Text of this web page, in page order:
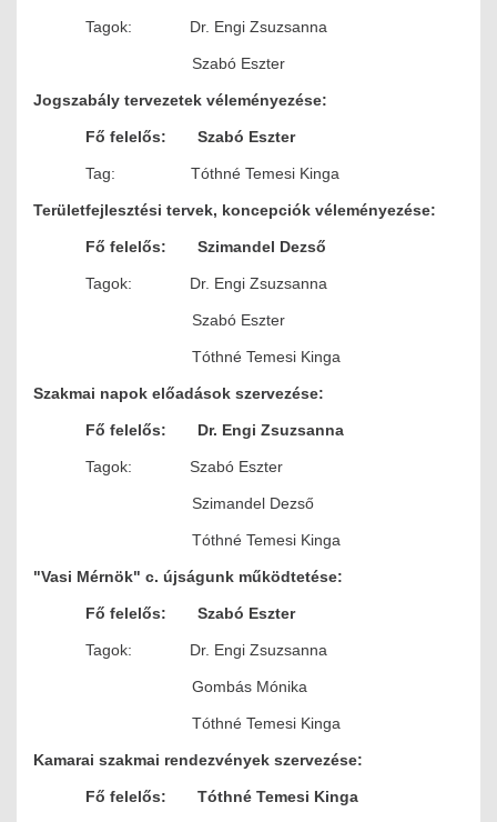
Tagok: Dr. Engi Zsuzsanna
Szabó Eszter
Jogszabály tervezetek véleményezése:
Fő felelős: Szabó Eszter
Tag: Tóthné Temesi Kinga
Területfejlesztési tervek, koncepciók véleményezése:
Fő felelős: Szimandel Dezső
Tagok: Dr. Engi Zsuzsanna
Szabó Eszter
Tóthné Temesi Kinga
Szakmai napok előadások szervezése:
Fő felelős: Dr. Engi Zsuzsanna
Tagok: Szabó Eszter
Szimandel Dezső
Tóthné Temesi Kinga
"Vasi Mérnök" c. újságunk működtetése:
Fő felelős: Szabó Eszter
Tagok: Dr. Engi Zsuzsanna
Gombás Mónika
Tóthné Temesi Kinga
Kamarai szakmai rendezvények szervezése:
Fő felelős: Tóthné Temesi Kinga